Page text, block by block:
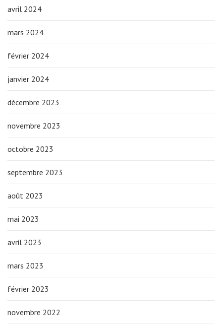
avril 2024
mars 2024
février 2024
janvier 2024
décembre 2023
novembre 2023
octobre 2023
septembre 2023
août 2023
mai 2023
avril 2023
mars 2023
février 2023
novembre 2022